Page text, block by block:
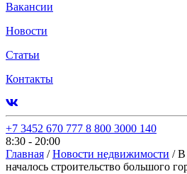
Вакансии
Новости
Статьи
Контакты
+7 3452 670 777 8 800 3000 140
8:30 - 20:00
Главная / Новости недвижимости / В
началось строительство большого